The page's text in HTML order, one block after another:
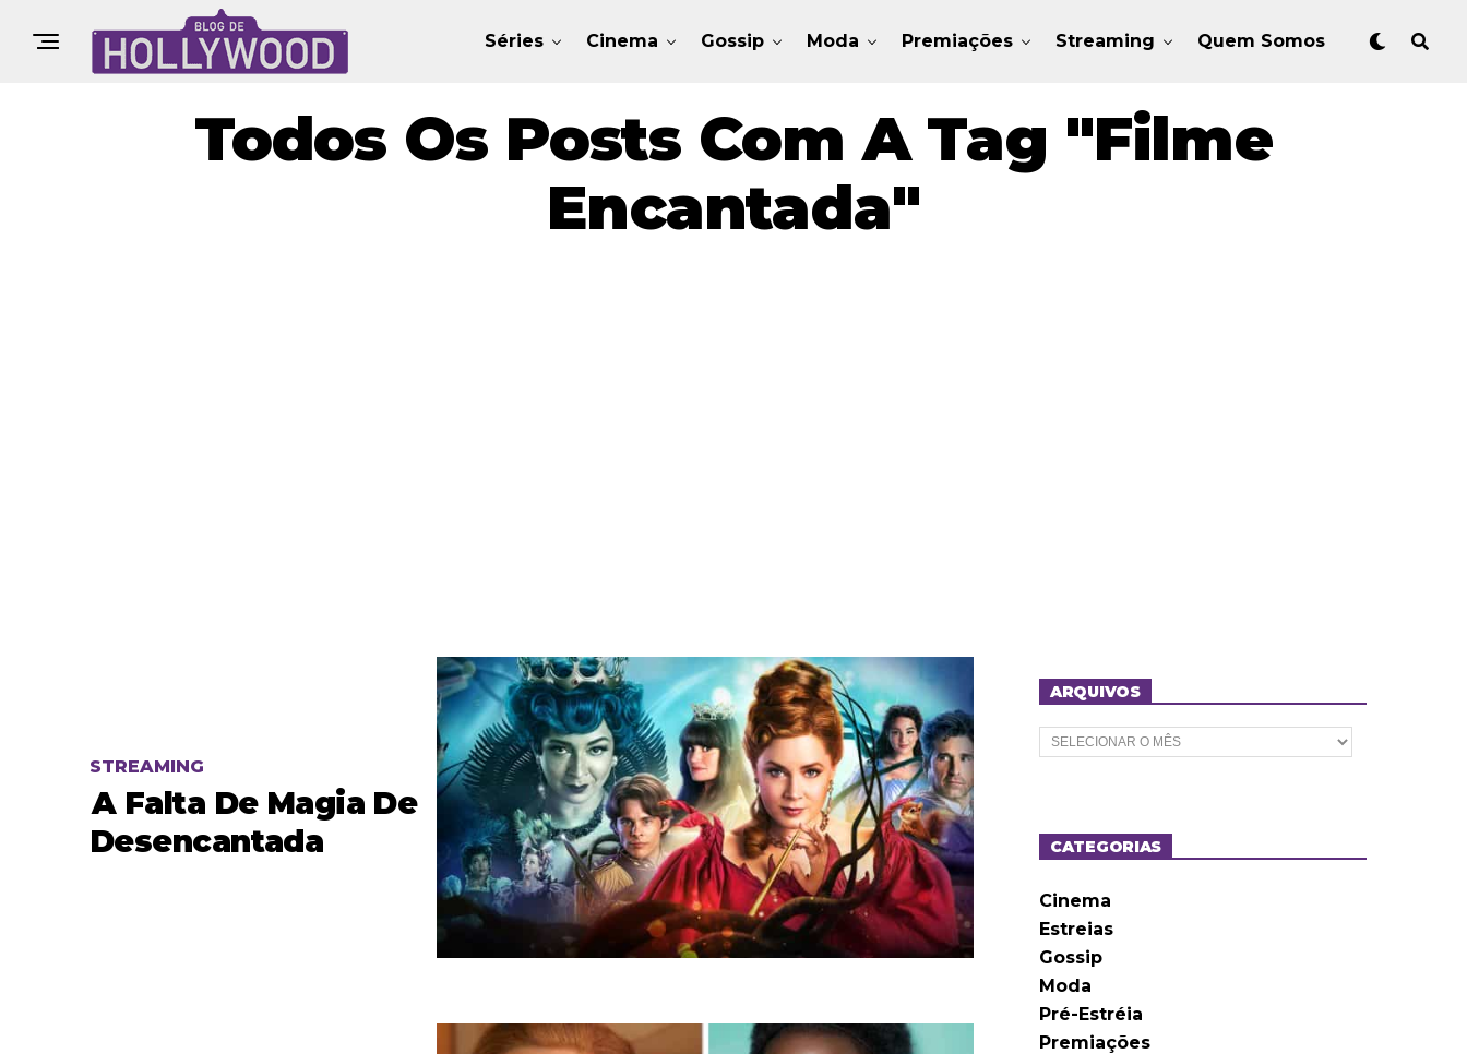
Séries Cinema Gossip Moda Premiações Streaming Quem Somos
Todos Os Posts Com A Tag "Filme
Encantada"
STREAMING
A Falta De Magia De
Desencantada
ARQUIVOS
A
r
o
sCATEGORIAS
Cinema
Estreias
Gossip
Moda
Pré-Estréia
Premiações